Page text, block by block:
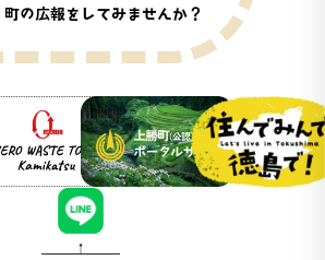
町の広報をしてみませんか？
WEBサイト
TOWN
認）観光ポータ
ポータルサイト
定住公式LINE